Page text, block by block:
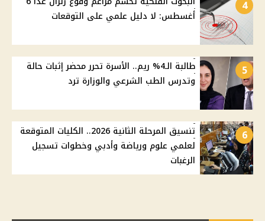
4
أغسطس: لا دليل علمي على التوقعات
5
طالبة الـ4% ريم.. الأسرة تحرر محضر إثبات حالة
وتدرس الطب الشرعي والوزارة ترد
6
تنسيق المرحلة الثانية 2026.. الكليات المتوقعة
لعلمي علوم ورياضة وأدبي وخطوات تسجيل
الرغبات